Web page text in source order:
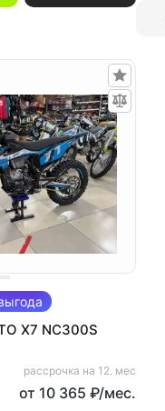
Х7 NC300S
рассрочка на 12. мес
от 10 365 ₽/мес.